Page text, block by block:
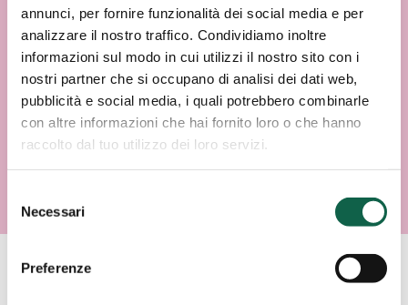
annunci, per fornire funzionalità dei social media e per
analizzare il nostro traffico. Condividiamo inoltre
informazioni sul modo in cui utilizzi il nostro sito con i
nostri partner che si occupano di analisi dei dati web,
pubblicità e social media, i quali potrebbero combinarle
con altre informazioni che hai fornito loro o che hanno
raccolto dal tuo utilizzo dei loro servizi.
del
consenso
Necessari
Preferenze